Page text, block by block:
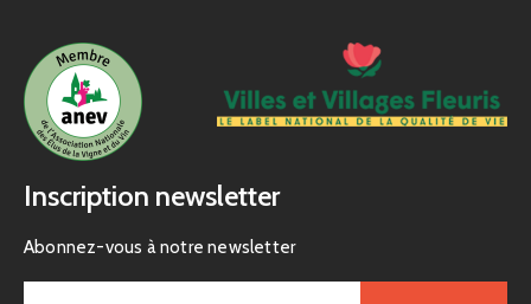
Inscription newsletter
Abonnez-vous à notre newsletter